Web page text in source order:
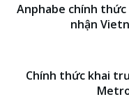
Anphabe chính
nhận
Chính thức khai